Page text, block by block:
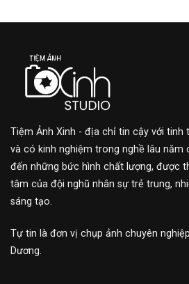
Tiệm Ảnh Xinh - địa chỉ tin cậy với tinh
và có kinh nghiệm trong nghề lâu năm
đến những bức hình chất lượng, được
tâm của đội nghũ nhân sự trẻ trung,
sáng tạo.
Tự tin là đơn vị chụp ảnh chuyên
Dương.